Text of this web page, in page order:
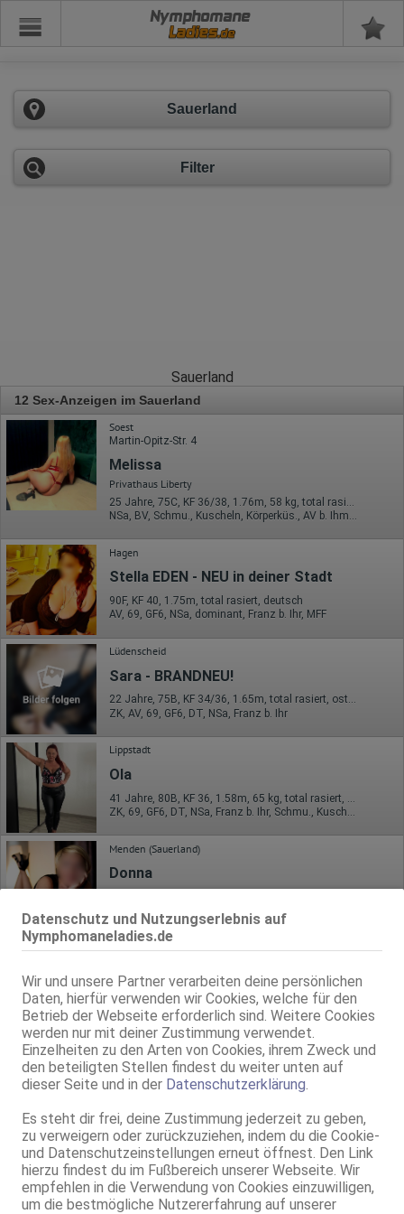
Datenschutz und Nutzungserlebnis auf
Nymphomaneladies.de
Wir und unsere Partner verarbeiten deine persönlichen
Daten, hierfür verwenden wir Cookies, welche für den
Betrieb der Webseite erforderlich sind. Weitere Cookies
werden nur mit deiner Zustimmung verwendet.
Einzelheiten zu den Arten von Cookies, ihrem Zweck und
den beteiligten Stellen findest du weiter unten auf
dieser Seite und in der Datenschutzerklärung
Es steht dir frei, deine Zustimmung jederzeit zu geben,
zu verweigern oder zurückzuziehen, indem du die Cookie-
und Datenschutzeinstellungen erneut öffnest. Den Link
hierzu findest du im Fußbereich unserer Webseite. Wir
empfehlen in die Verwendung von Cookies einzuwilligen,
um die bestmögliche Nutzererfahrung auf unserer
Nymphomane
Sauerland
Filter
Sauerland
12 Sex-Anzeigen im Sauerland
Soest
Martin-Opitz-Str. 4
Melissa
Privathaus Liberty
25 Jahre, 75C, KF 36/38, 1.76m, 58 kg, total rasiert, mitteleuropäisch
NSa, BV, Schmu., Kuscheln, Körperküs., AV b. Ihm, DSa, DSp
Hagen
Stella EDEN - NEU in deiner Stadt
90F, KF 40, 1.75m, total rasiert, deutsch
AV, 69, GF6, NSa, dominant, Franz b. Ihr, MFF
Lüdenscheid
Sara - BRANDNEU!
22 Jahre, 75B, KF 34/36, 1.65m, total rasiert, osteuropäisch
ZK, AV, 69, GF6, DT, NSa, Franz b. Ihr
Lippstadt
Ola
ZK, 69, GF6, DT, NSa, Franz b. Ihr, Schmu., Kuscheln
Menden (Sauerland)
Donna
Sexy Lady * franz. Expertin
33 Jahre, 80C, KF 38/40, 1.68m, teilrasiert, deutsch
69, NSa, BV, Schmu., Kuscheln, Körperküs., AV b. Ihm, DSa
Hagen
75B, KF 34/36, 1.58m, teilrasiert, asiatisch
Iserlohn
Luna
40 Jahre, 90E(DD), KF 40, 1.60m, 65 kg, total rasiert, deutsch
ZK, 69, GF6, DT, Franz b. Ihr, BV, Schmu., Kuscheln